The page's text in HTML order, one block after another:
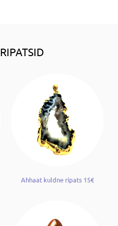
RIPATSID
Ahhaat kuldne ripats 15€